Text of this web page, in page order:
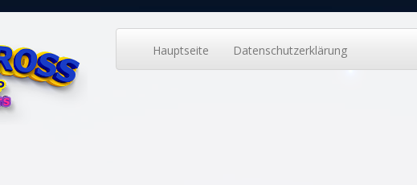
Hauptseite Datenschutzerklärung